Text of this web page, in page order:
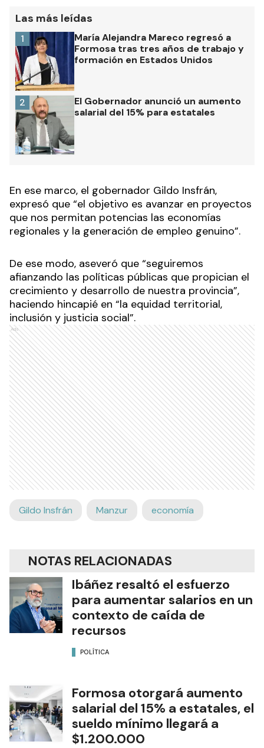
Las más leídas
María Alejandra Mareco regresó a
Formosa tras tres años de trabajo y
formación en Estados Unidos
1
El Gobernador anunció un aumento
salarial del 15% para estatales
2
En ese marco, el gobernador Gildo Insfrán,
expresó que “el objetivo es avanzar en proyectos
que nos permitan potencias las economías
regionales y la generación de empleo genuino”.
De ese modo, aseveró que “seguiremos
afianzando las políticas públicas que propician el
crecimiento y desarrollo de nuestra provincia”,
haciendo hincapié en “la equidad territorial,
inclusión y justicia social”.
Ads
Gildo Insfrán Manzur economía
NOTAS RELACIONADAS
Ibáñez resaltó el esfuerzo
para aumentar salarios en un
contexto de caída de
recursos
POLÍTICA
Formosa otorgará aumento
salarial del 15% a estatales, el
sueldo mínimo llegará a
$1.200.000